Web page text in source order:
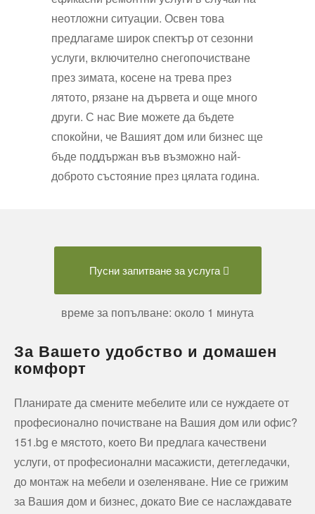
неотложни ситуации. Освен това
предлагаме широк спектър от сезонни
услуги, включително снегопочистване
през зимата, косене на трева през
лятото, рязане на дървета и още много
други. С нас Вие можете да бъдете
спокойни, че Вашият дом или бизнес ще
бъде поддържан във възможно най-
доброто състояние през цялата година.
Пусни запитване за услуга
време за попълване: около 1 минута
За Вашето удобство и домашен
комфорт
Планирате да смените мебелите или се нуждаете от
професионално почистване на Вашия дом или офис?
151.bg е мястото, което Ви предлага качествени
услуги, от професионални масажисти, детегледачки,
до монтаж на мебели и озеленяване. Ние се грижим
за Вашия дом и бизнес, докато Вие се наслаждавате